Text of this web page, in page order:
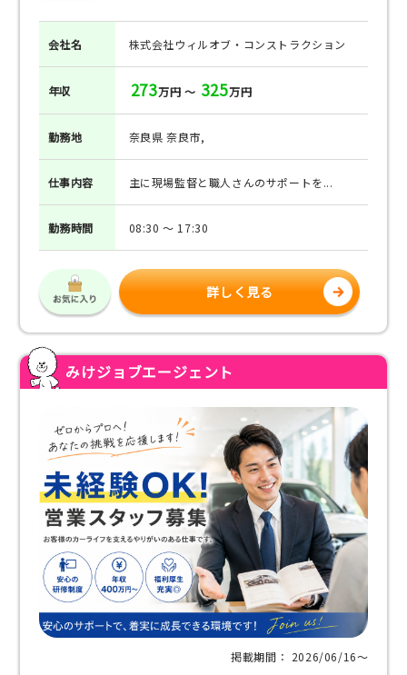
会社名 株式会社ウィルオブ・コンストラクション
年収 273万円 ～ 325万円
勤務地 奈良県 奈良市,
仕事内容 主に現場監督と職人さんのサポートを...
勤務時間 08:30 ～ 17:30
詳しく見る
みけジョブエージェント
掲載期間： 2026/06/16〜